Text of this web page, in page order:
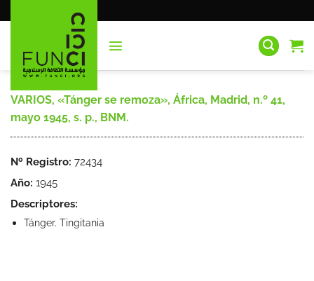
al
VARIOS, «Tánger se remoza», África, Madrid, n.º 41,
mayo 1945, s. p., BNM.
Nº Registro: 72434
Año: 1945
Descriptores:
Tánger. Tingitania